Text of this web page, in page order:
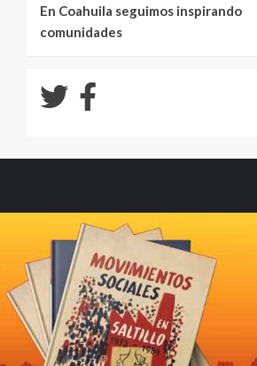
En Coahuila seguimos inspirando
comunidades